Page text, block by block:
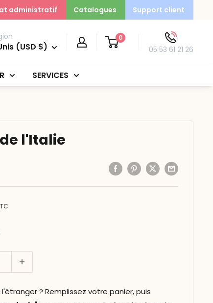
administratif Catalogues Support client
(USD $)
0
05 53 61 21 26
SERVICES
l'Italie
? Remplissez votre panier, puis